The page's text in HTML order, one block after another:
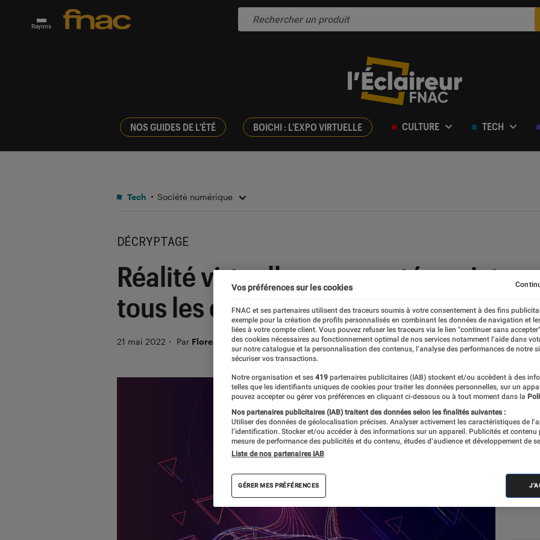
Rayons
NOS GUIDES DE L'ÉTÉ BOICHI : L'EXPO VIRTUELLE CULTURE TECH
Tech Société numérique
DÉCRYPTAGE
Réalité virtuelle, augmentée, mixte…
tous les étages !
21 mai 2022 ・ Par Florence Santrot
Vos préférences sur les cookies
FNAC et ses partenaires utilisent des traceurs soumis à votre consentement à des fins
exemple pour la création de profils personnalisés en combinant les données de navigation et
liées à votre compte client. Vous pouvez refuser les traceurs via le lien "continuer sans
des cookies nécessaires au fonctionnement optimal de nos services notamment l’aide dans
sur notre catalogue et la personnalisation des contenus, l’analyse des performances de notre
sécuriser vos transactions.
Notre organisation et ses 419 partenaires publicitaires (IAB) stockent et/ou accèdent à des
telles que les identifiants uniques de cookies pour traiter les données personnelles, sur un
pouvez accepter ou gérer vos préférences en cliquant ci-dessous ou à tout moment dans la
Nos partenaires publicitaires (IAB) traitent des données selon les finalités suivantes :
Utiliser des données de géolocalisation précises. Analyser activement les caractéristiques de
l’identification. Stocker et/ou accéder à des informations sur un appareil. Publicités et contenu
mesure de performance des publicités et du contenu, études d’audience et développement de
Liste de nos partenaires IAB
GÉRER MES PRÉFÉRENCES